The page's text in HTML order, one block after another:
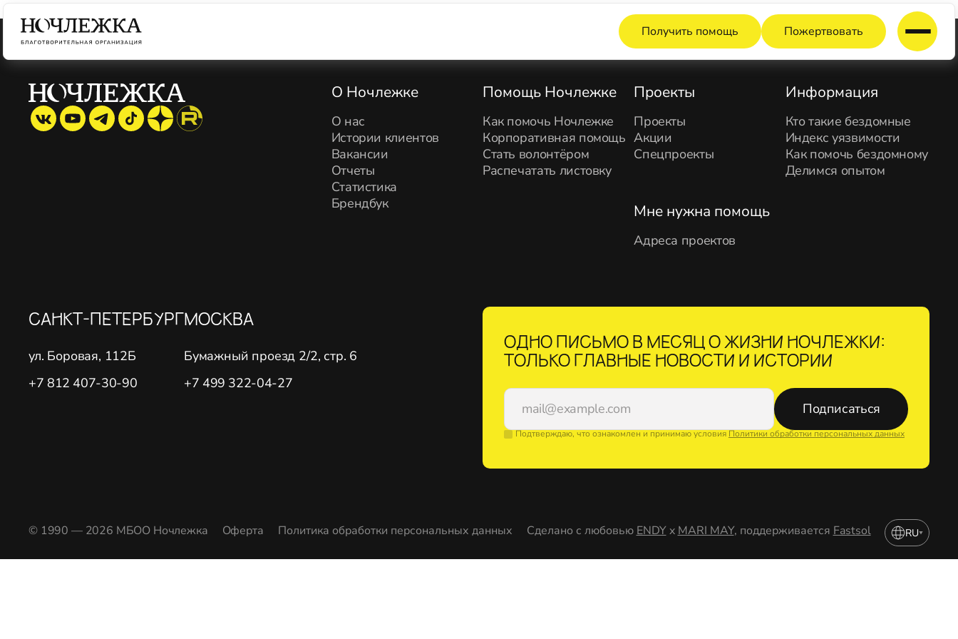
Получить помощь Пожертвовать
О Ночлежке
О нас
Истории клиентов
Вакансии
Отчеты
Статистика
Брендбук
Помощь Ночлежке
Как помочь Ночлежке
Корпоративная помощь
Стать волонтёром
Распечатать листовку
Проекты
Проекты
Акции
Спецпроекты
Информация
Кто такие бездомные
Индекс уязвимости
Как помочь бездомному
Делимся опытом
Мне нужна помощь
Адреса проектов
САНКТ-ПЕТЕРБУРГ
ул. Боровая, 112Б
+7 812 407-30-90
МОСКВА
Бумажный проезд 2/2, стр. 6
+7 499 322-04-27
ОДНО ПИСЬМО В МЕСЯЦ О ЖИЗНИ НОЧЛЕЖКИ:
ТОЛЬКО ГЛАВНЫЕ НОВОСТИ И ИСТОРИИ
Подписаться
Подтверждаю, что ознакомлен и принимаю условияПолитики обработки персональных данных
© 1990 — 2026 МБОО Ночлежка Оферта Политика обработки персональных данных Сделано с любовью ENDY x MARI MAY, поддерживается Fastsol RU